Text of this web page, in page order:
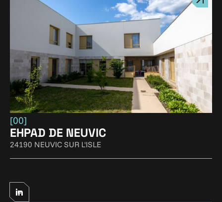
[00]
EHPAD DE NEUVIC
24190 NEUVIC SUR L'ISLE